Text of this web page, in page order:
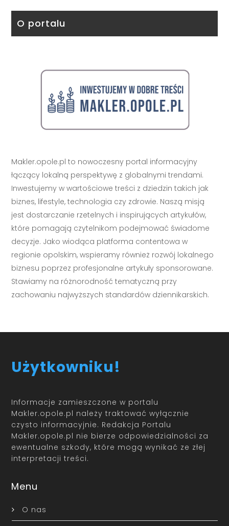
O portalu
Makler.opole.pl to nowoczesny portal informacyjny
łączący lokalną perspektywę z globalnymi trendami.
Inwestujemy w wartościowe treści z dziedzin takich jak
biznes, lifestyle, technologia czy zdrowie. Naszą misją
jest dostarczanie rzetelnych i inspirujących artykułów,
które pomagają czytelnikom podejmować świadome
decyzje. Jako wiodąca platforma contentowa w
regionie opolskim, wspieramy również rozwój lokalnego
biznesu poprzez profesjonalne artykuły sponsorowane.
Stawiamy na różnorodność tematyczną przy
zachowaniu najwyższych standardów dziennikarskich.
Użytkowniku!
Informacje zamieszczone w portalu
Makler.opole.pl należy traktować wyłącznie
czysto informacyjnie. Redakcja Portalu
Makler.opole.pl nie bierze odpowiedzialności za
ewentualne szkody, które mogą wynikać ze złej
interpretacji treści.
Menu
O nas